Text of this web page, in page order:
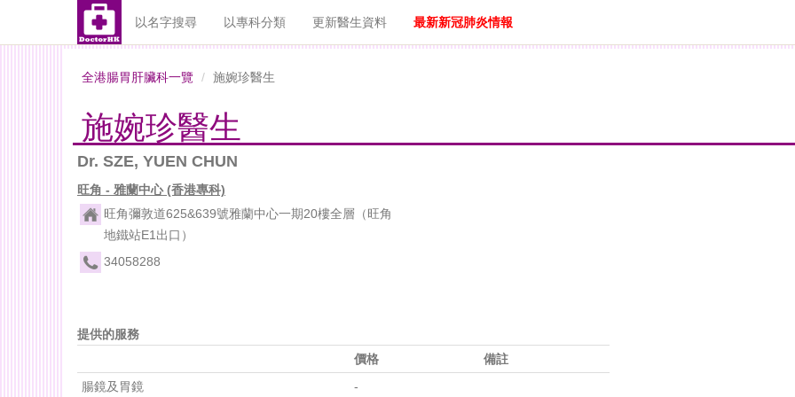
以名字搜尋 以專科分類 更新醫生資料 最新新冠肺炎情報
全港腸胃肝臟科一覽 施婉珍醫生
施婉珍醫生
Dr. SZE, YUEN CHUN
旺角 - 雅蘭中心 (香港專科)
旺角彌敦道625&639號雅蘭中心一期20樓全層（旺角
地鐵站E1出口）
34058288
提供的服務
價格
備註
腸鏡及胃鏡
-